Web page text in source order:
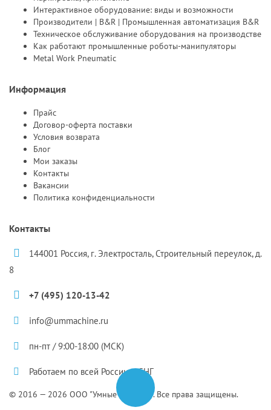
Интерактивное оборудование: виды и возможности
Производители | B&R | Промышленная автоматизация B&R
Техническое обслуживание оборудования на производстве
Как работают промышленные роботы-манипуляторы
Metal Work Pneumatic
Информация
Прайс
Договор-оферта поставки
Условия возврата
Блог
Мои заказы
Контакты
Вакансии
Политика конфиденциальности
Контакты
144001 Россия, г. Электросталь, Строительный переулок, д.
8
+7 (495) 120-13-42
info@ummachine.ru
пн-пт / 9:00-18:00 (МСК)
Работаем по всей России и СНГ
© 2016 — 2026 ООО "Умные Машины". Все права защищены.